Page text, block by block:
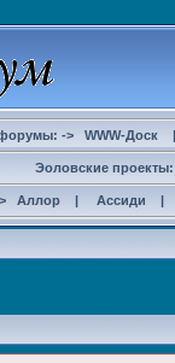
-> WWW-Доск
Эоловские проекты:
Аллор | Ассиди |